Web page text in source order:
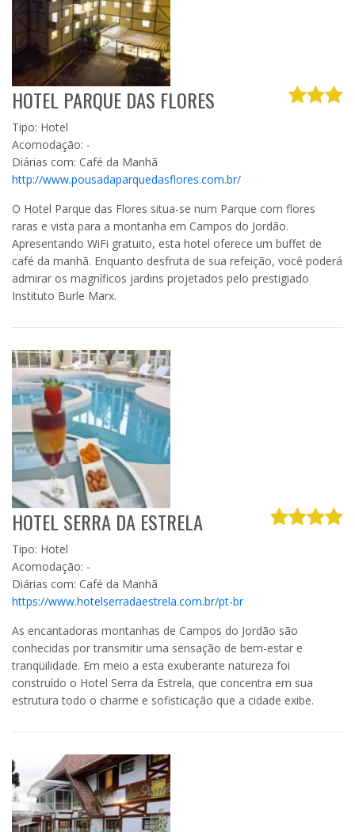
HOTEL PARQUE DAS FLORES
Tipo: Hotel
Acomodação: -
Diárias com: Café da Manhã
http://www.pousadaparquedasflores.com.br/
O Hotel Parque das Flores situa-se num Parque com flores
raras e vista para a montanha em Campos do Jordão.
Apresentando WiFi gratuito, esta hotel oferece um buffet de
café da manhã. Enquanto desfruta de sua refeição, você poderá
admirar os magníficos jardins projetados pelo prestigiado
Instituto Burle Marx.
HOTEL SERRA DA ESTRELA
Tipo: Hotel
Acomodação: -
Diárias com: Café da Manhã
https://www.hotelserradaestrela.com.br/pt-br
As encantadoras montanhas de Campos do Jordão são
conhecidas por transmitir uma sensação de bem-estar e
tranqüilidade. Em meio a esta exuberante natureza foi
construído o Hotel Serra da Estrela, que concentra em sua
estrutura todo o charme e sofisticação que a cidade exibe.